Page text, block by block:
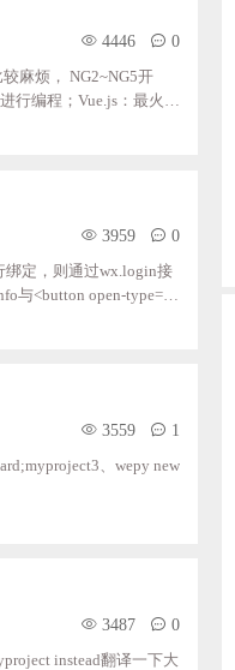
4446 0
麻烦， NG2~NG5开
行编程；Vue.js：最火的
3959 0
绑定，则通过wx.login接
与<button open-type="g
3559 1
、wepy new
3487 0
instead翻译一下大